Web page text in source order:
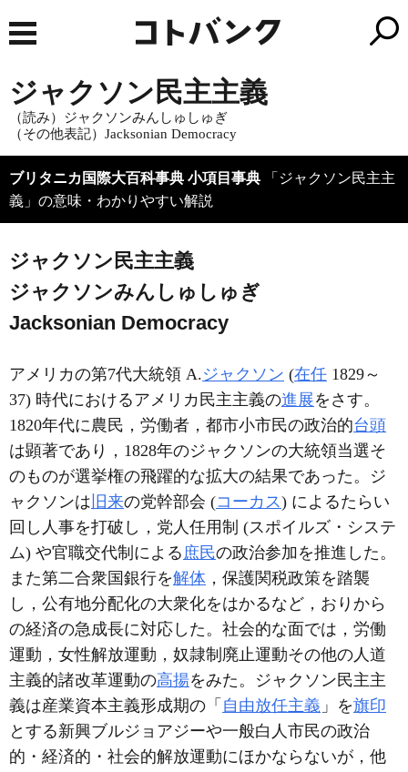
ジャクソン民主主義
（読み）ジャクソンみんしゅしゅぎ
（その他表記）Jacksonian Democracy
ブリタニカ国際大百科事典 小項目事典 「ジャクソン民主主
義」の意味・わかりやすい解説
ジャクソン民主主義
ジャクソンみんしゅしゅぎ
Jacksonian Democracy
アメリカの第7代大統領 A.ジャクソン (在任 1829～
37) 時代におけるアメリカ民主主義の進展をさす。
1820年代に農民，労働者，都市小市民の政治的台頭
は顕著であり，1828年のジャクソンの大統領当選そ
のものが選挙権の飛躍的な拡大の結果であった。ジ
ャクソンは 旧来の党幹部会 (コーカス) によるたらい
回し人事を打破し，党人任用制 (スポイルズ・システ
ム) や官職交代制による 庶民の政治参加を推進した。
また第二合衆国銀行を解体 ，保護関税政策を踏襲
し，公有地分配化の大衆化をはかるなど，おりから
の経済の急成長に対応した。社会的な面では，労働
運動，女性解放運動，奴隷制廃止運動その他の人道
主義的諸改革運動の高揚をみた。ジャクソン民主主
義は産業資本主義形成期の「 自由放任主義 」を旗印
とする新興ブルジョアジーや一般白人市民の政治
的・経済的・社会的解放運動にほかならないが，他